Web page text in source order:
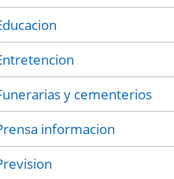
y cementerios
informacion